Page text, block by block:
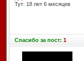
Тут: 18 лет 6 месяцев
Спасибоза пост: 1